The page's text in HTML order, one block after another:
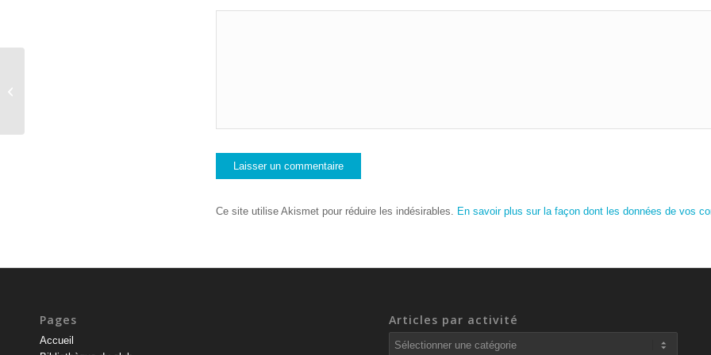
Ce site utilise Akismet pour réduire les indésirables. En savoir plus sur la façon dont les données de vos
Pages
Accueil
Articles par activité
Articles